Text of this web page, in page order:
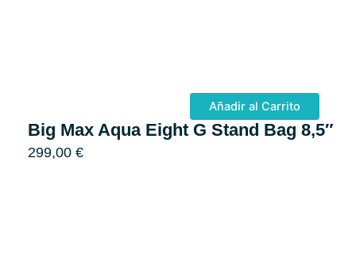
Añadir al Carrito
Big Max Aqua Eight G Stand Bag 8,5″
299,00 €